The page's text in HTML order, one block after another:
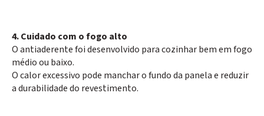
4. Cuidado com o fogo alto
O antiaderente foi desenvolvido para cozinhar bem em fogo
médio ou baixo.
O calor excessivo pode manchar o fundo da panela e reduzir
a durabilidade do revestimento.